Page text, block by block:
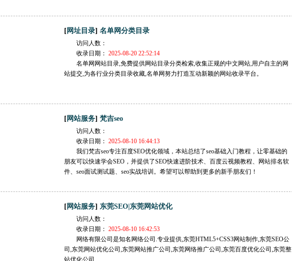
[网址目录] 名单网分类目录
访问人数：
收录日期： 2025-08-20 22:52:14
名单网网站目录,免费提供网站目录分类检索,收集正规的中文网站,用户自主的网
站提交,为各行业分类目录收藏,名单网努力打造互动新颖的网站收录平台。
[网站服务] 梵吉seo
访问人数：
收录日期： 2025-08-10 16:44:13
我们梵吉seo专注百度SEO优化领域，本站总结了seo基础入门教程，让零基础的
朋友可以快速学会SEO，并提供了SEO快速进阶技术、百度云视频教程、网站排名软
件、seo面试测试题、seo实战培训。希望可以帮助到更多的新手朋友们！
[网站服务] 东莞SEO|东莞网站优化
访问人数：
收录日期： 2025-08-10 16:42:53
网络有限公司是知名网络公司.专业提供,东莞HTML5+CSS3网站制作,东莞SEO公
司,东莞网站优化公司,东莞网站推广公司,东莞网络推广公司,东莞百度优化公司,东莞整
站优化公司